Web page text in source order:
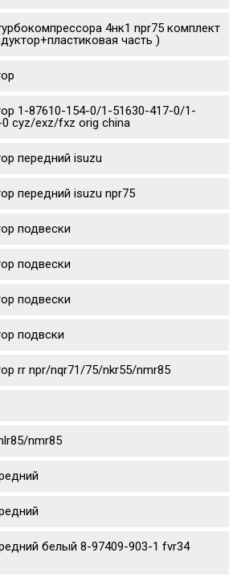
4нк1 npr75 комплект
часть )
1-87610-154-0/1-51630-417-0/1-
0 cyz/exz/fxz orig china
передний isuzu
передний isuzu npr75
подвески
подвески
подвески
подвски
rr npr/nqr71/75/nkr55/nmr85
nmr85
белый 8-97409-903-1 fvr34